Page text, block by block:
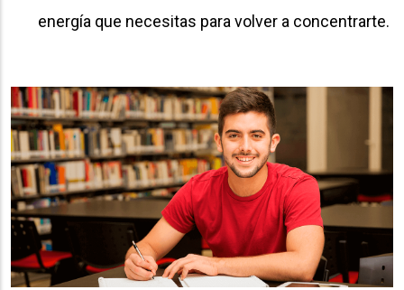
energía que necesitas para volver a concentrarte.